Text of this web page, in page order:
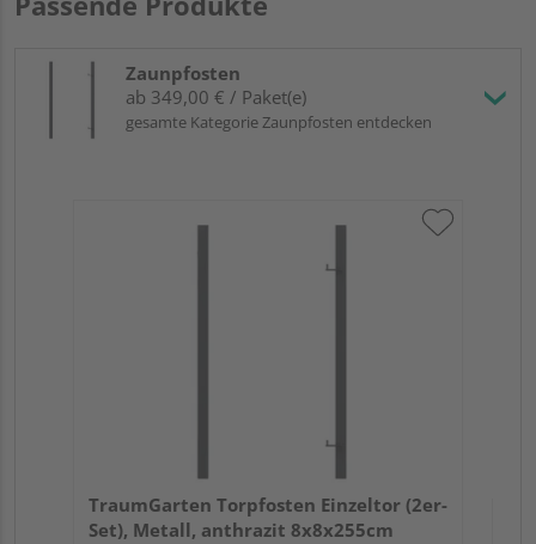
Zaunpfosten
ab 349,00 € / Paket(e)
gesamte Kategorie Zaunpfosten entdecken
TraumGarten Torpfosten Einzeltor (2er-
Set), Metall, anthrazit 8x8x255cm